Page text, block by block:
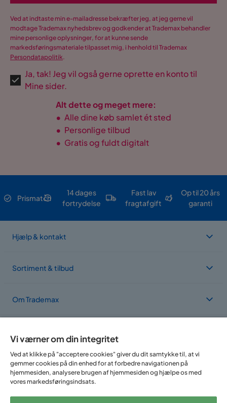
Ved at indtaste min e-mailadresse bekræfter jeg, at jeg gerne vil
modtage Trademax nyhedsbrev og godkender at Trademax behandler
mine personlige oplysninger, for at kunne sende
markedsføringsmateriale tilpasset mig, i henhold til Trademax
Persondatapolitik.
Ja, tak! Jeg vil også gerne oprette en konto til
Mine sider.
Alt dette og meget mere:
• Alle dine køb samlet ét sted
• Personlige tilbud
• Gratis og fuldt digitalt
Prismatch
14 dages
fortrydelse
Fast lav
fragtafgift
Op til 20 års
garanti
Hjælp & kontakt
Sortiment & tilbud
Om Trademax
Vi findes i flere forskellige lande
Vi værner om din integritet
Ved at klikke på "acceptere cookies" giver du dit samtykke til, at vi
gemmer cookies på din enhed for at forbedre navigationen på
hjemmesiden, analysere brugen af hjemmesiden og hjælpe os med
vores markedsføringsindsats.